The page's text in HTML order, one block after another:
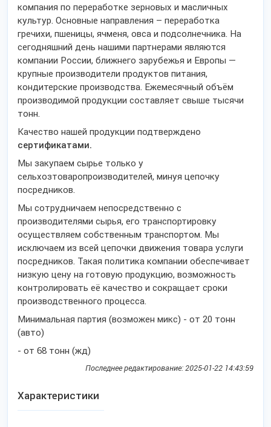
компания по переработке зерновых и масличных
культур. Основные направления – переработка
гречихи, пшеницы, ячменя, овса и подсолнечника. На
сегодняшний день нашими партнерами являются
компании России, ближнего зарубежья и Европы —
крупные производители продуктов питания,
кондитерские производства. Ежемесячный объём
производимой продукции составляет свыше тысячи
тонн.
Качество нашей продукции подтверждено
сертификатами.
Мы закупаем сырье только у
сельхозтоваропроизводителей, минуя цепочку
посредников.
Мы сотрудничаем непосредственно с
производителями сырья, его транспортировку
осуществляем собственным транспортом. Мы
исключаем из всей цепочки движения товара услуги
посредников. Такая политика компании обеспечивает
низкую цену на готовую продукцию, возможность
контролировать её качество и сокращает сроки
производственного процесса.
Минимальная партия (возможен микс) - от 20 тонн
(авто)
- от 68 тонн (жд)
Последнее редактирование: 2025-01-22 14:43:59
Характеристики